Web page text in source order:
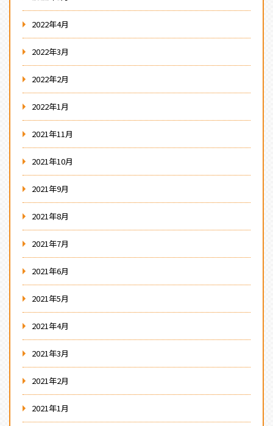
2022年4月
2022年3月
2022年2月
2022年1月
2021年11月
2021年10月
2021年9月
2021年8月
2021年7月
2021年6月
2021年5月
2021年4月
2021年3月
2021年2月
2021年1月